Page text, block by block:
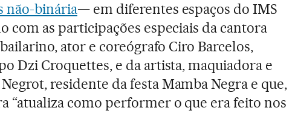
não-binária— em diferentes espaços do IMS
com as participações especiais da cantora
ator e coreógrafo Ciro Barcelos,
Dzi Croquettes, e da artista, maquiadora e
residente da festa Mamba Negra e que,
“atualiza como performer o que era feito nos